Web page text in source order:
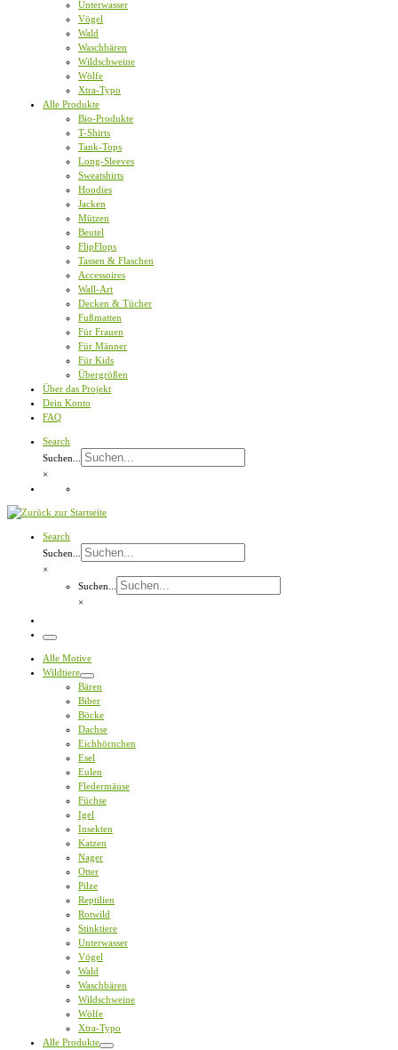
Unterwasser
Vögel
Wald
Waschbären
Wildschweine
Wölfe
Xtra-Typo
Alle Produkte
Bio-Produkte
T-Shirts
Tank-Tops
Long-Sleeves
Sweatshirts
Hoodies
Jacken
Mützen
Beutel
FlipFlops
Tassen & Flaschen
Accessoires
Wall-Art
Decken & Tücher
Fußmatten
Für Frauen
Für Männer
Für Kids
Übergrößen
Über das Projekt
Dein Konto
FAQ
Search
Suchen...
×
Search
Suchen...
×
Suchen...
×
Menü
Alle Motive
Wildtiere
Bären
Biber
Böcke
Dachse
Eichhörnchen
Esel
Eulen
Fledermäuse
Füchse
Igel
Insekten
Katzen
Nager
Otter
Pilze
Reptilien
Rotwild
Stinktiere
Unterwasser
Vögel
Wald
Waschbären
Wildschweine
Wölfe
Xtra-Typo
Alle Produkte